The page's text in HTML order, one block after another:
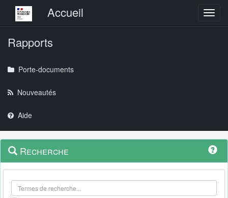
Menu principalAccueil
Rapports
Porte-documents
Nouveautés
Aide
Navigation
outils
Menu
contextuel
Recherche